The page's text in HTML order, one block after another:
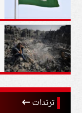
ترندات